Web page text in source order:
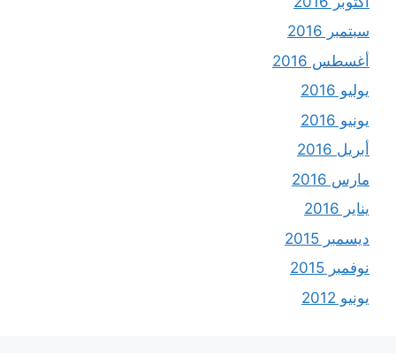
سبتمبر 2016
أغسطس 2016
يوليو 2016
يونيو 2016
أبريل 2016
مارس 2016
يناير 2016
ديسمبر 2015
نوفمبر 2015
يونيو 2012